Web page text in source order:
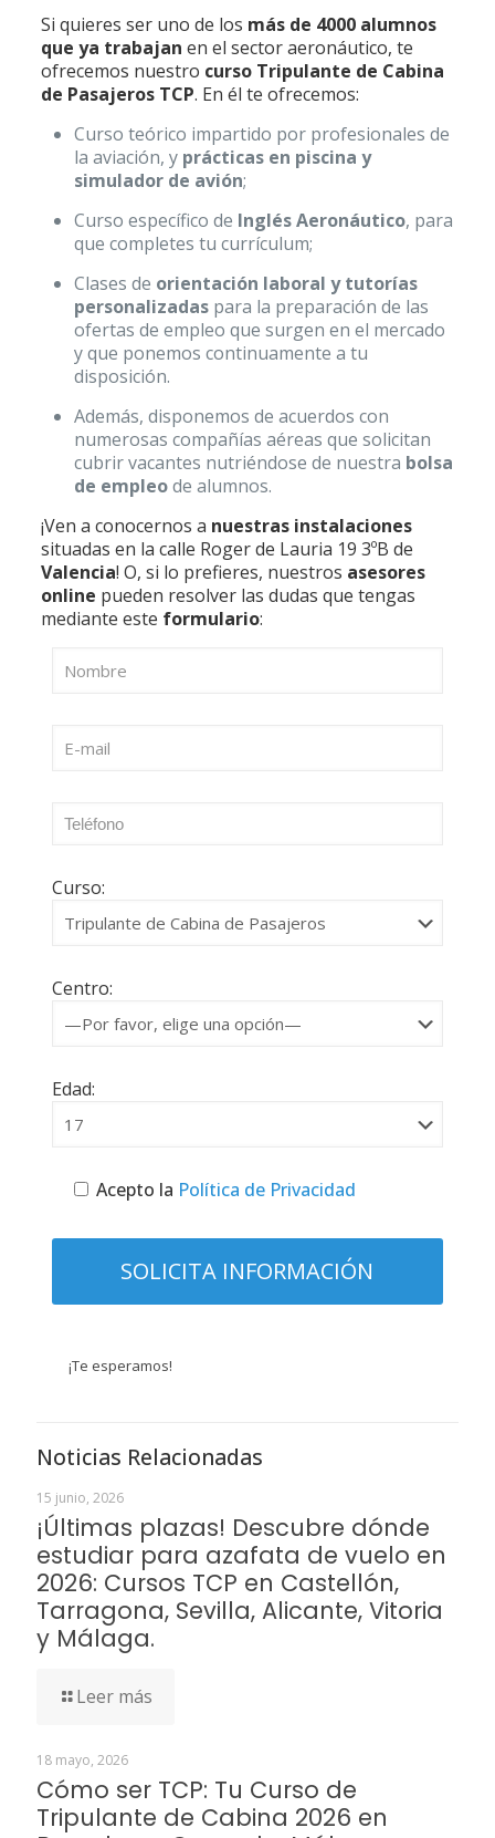
Si quieres ser uno de los más de 4000 alumnos
que ya trabajan en el sector aeronáutico, te
ofrecemos nuestro curso Tripulante de Cabina
de Pasajeros TCP. En él te ofrecemos:
Curso teórico impartido por profesionales de
la aviación, y prácticas en piscina y
simulador de avión;
Curso específico de Inglés Aeronáutico, para
que completes tu currículum;
Clases de orientación laboral y tutorías
personalizadaspara la preparación de las
ofertas de empleo que surgen en el mercado
y que ponemos continuamente a tu
disposición.
Además, disponemos de acuerdos con
numerosas compañías aéreas que solicitan
cubrir vacantes nutriéndose de nuestra bolsa
de empleode alumnos.
¡Ven a conocernos a nuestras instalaciones
situadas en la calle Roger de Lauria 19 3ºB de
Valencia! O, si lo prefieres, nuestros asesores
online pueden resolver las dudas que tengas
mediante este formulario:
Curso:
Centro:
Edad:
Acepto la Política de Privacidad
¡Te esperamos!
Noticias Relacionadas
15 junio, 2026
¡Últimas plazas! Descubre dónde
estudiar para azafata de vuelo en
2026: Cursos TCP en Castellón,
Tarragona, Sevilla, Alicante, Vitoria
y Málaga.
Leer más
18 mayo, 2026
Cómo ser TCP: Tu Curso de
Tripulante de Cabina 2026 en